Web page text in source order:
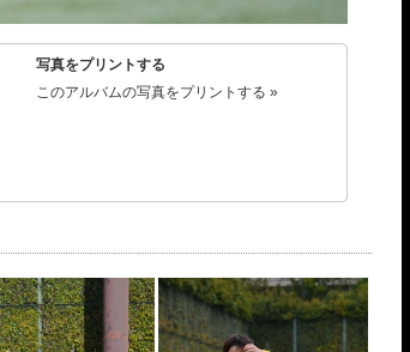
写真をプリントする
このアルバムの写真をプリントする »